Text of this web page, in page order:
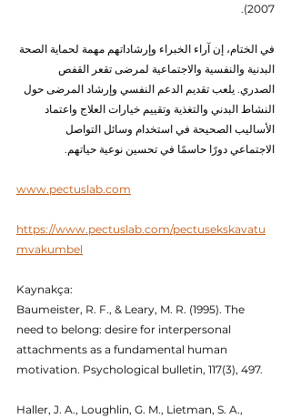
2007).
في الختام، إن آراء الخبراء وإرشاداتهم مهمة لحماية الصحة
البدنية والنفسية والاجتماعية لمرضى تقعر القفص
الصدري. يلعب تقديم الدعم النفسي وإرشاد المرضى حول
النشاط البدني والتغذية وتقييم خيارات العلاج واعتماد
الأساليب الصحيحة في استخدام وسائل التواصل
الاجتماعي دورًا حاسمًا في تحسين نوعية حياتهم.
www.pectuslab.com
https://www.pectuslab.com/pectusekskavatu
mvakumbel
Kaynakça:
Baumeister, R. F., & Leary, M. R. (1995). The
need to belong: desire for interpersonal
attachments as a fundamental human
motivation. Psychological bulletin, 117(3), 497.
Haller, J. A., Loughlin, G. M., Lietman, S. A.,